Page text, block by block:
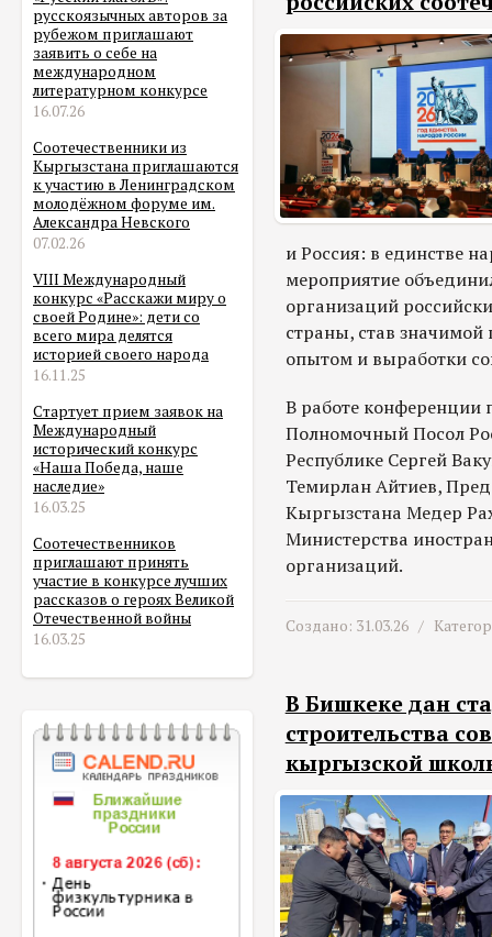
русскоязычных авторов за
рубежом приглашают
заявить о себе на
международном
литературном конкурсе
16.07.26
Соотечественники из
Кыргызстана приглашаются
к участию в Ленинградском
молодёжном форуме им.
Александра Невского
07.02.26
VIII Международный
конкурс «Расскажи миру о
своей Родине»: дети со
всего мира делятся
историей своего народа
16.11.25
Стартует прием заявок на
Международный
исторический конкурс
«Наша Победа, наше
наследие»
16.03.25
Соотечественников
приглашают принять
участие в конкурсе лучших
рассказов о героях Великой
Отечественной войны
16.03.25
и Россия: в единстве
мероприятие
организаций
страны, став
опытом и выработки
В работе конференции
Полномочный Посол
Республике Сергей
Темирлан Айтиев,
Кыргызстана Медер
Министерства
организаций.
Создано: 31.03.26 /
В Бишкеке дан
строительства
кыргызской